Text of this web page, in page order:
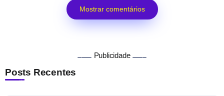
Mostrar comentários
Publicidade
Posts Recentes